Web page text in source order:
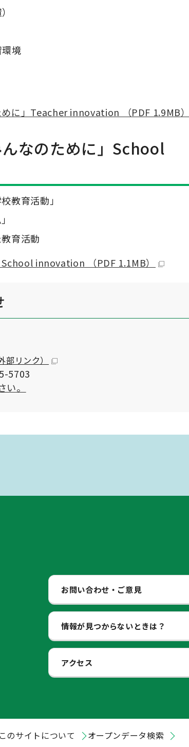
境
に」Teacher innovation （PDF 1.9MB
なのために」 School
教育活動」
育活動
innovation （PDF 1.1MB）
部リンク）
5703
。
お問い合わせ・ご意見
情報が見つからないときは？
アクセス
このサイトについて オープンデータ検索